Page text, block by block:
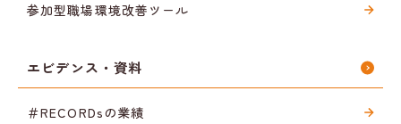
参加型職場環境改善ツール
エビデンス・資料
＃RECORDsの業績